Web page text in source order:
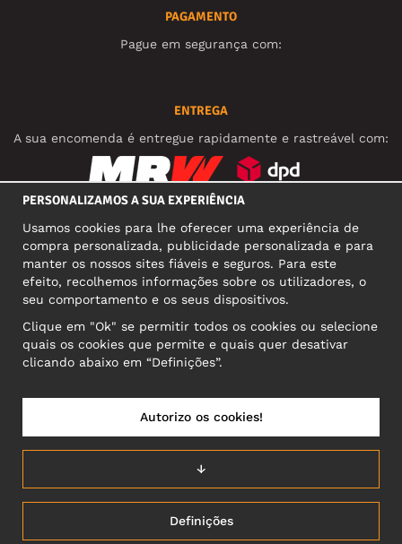
PAGAMENTO
Pague em segurança com:
ENTREGA
A sua encomenda é entregue rapidamente e rastreável com:
MORADA COMERCIAL
Narva mnt 5, EE-10117 Tallinn
Reg: 12356245
PORTUGAL/PORTUGUÊS
PERSONALIZAMOS A SUA EXPERIÊNCIA
Usamos cookies para lhe oferecer uma experiência de
compra personalizada, publicidade personalizada e para
manter os nossos sites fiáveis e seguros. Para este
efeito, recolhemos informações sobre os utilizadores, o
seu comportamento e os seus dispositivos.
Clique em "Ok" se permitir todos os cookies ou selecione
quais os cookies que permite e quais quer desativar
clicando abaixo em “Definições”.
Definições
↓
Autorizo os cookies!